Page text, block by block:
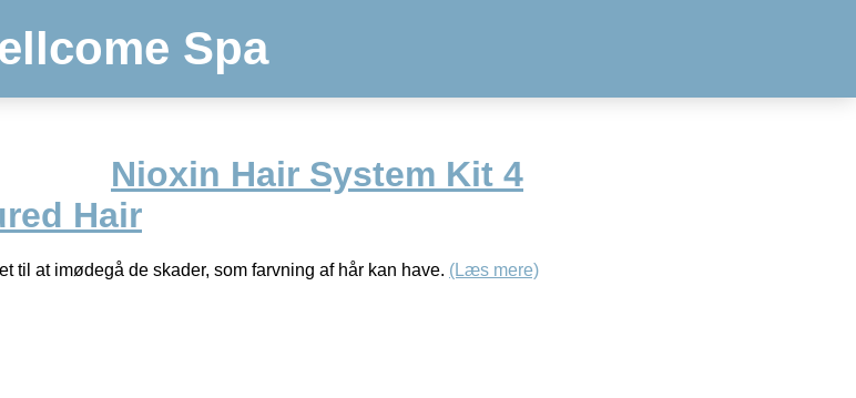
Spa
Nioxin Hair System Kit 4
Hair
til at imødegå de skader, som farvning af hår kan have. (Læs mere)